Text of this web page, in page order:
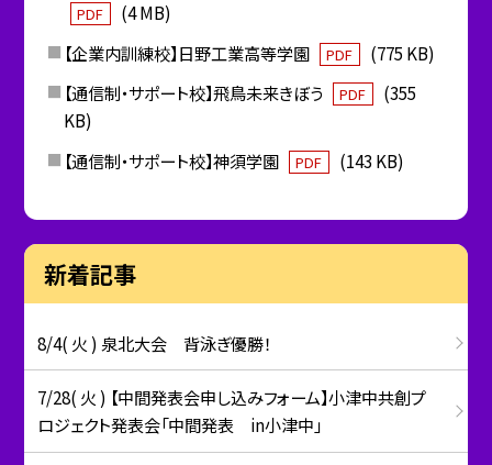
PDF
(4 MB)
【企業内訓練校】日野工業高等学園
PDF
(775 KB)
【通信制・サポート校】飛鳥未来きぼう
PDF
(355
KB)
【通信制・サポート校】神須学園
PDF (143 KB)
新着記事
8/4( 火 ) 泉北大会 背泳ぎ優勝！
7/28( 火 ) 【中間発表会申し込みフォーム】小津中共創プ
ロジェクト発表会「中間発表 in小津中」